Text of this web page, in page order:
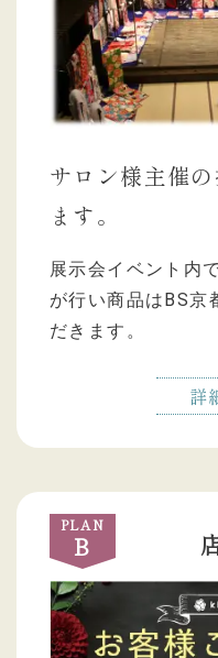
サロン様主催
ます。
展示会イベント内
が行い商品はBS京
だきます。
詳
PLAN
B